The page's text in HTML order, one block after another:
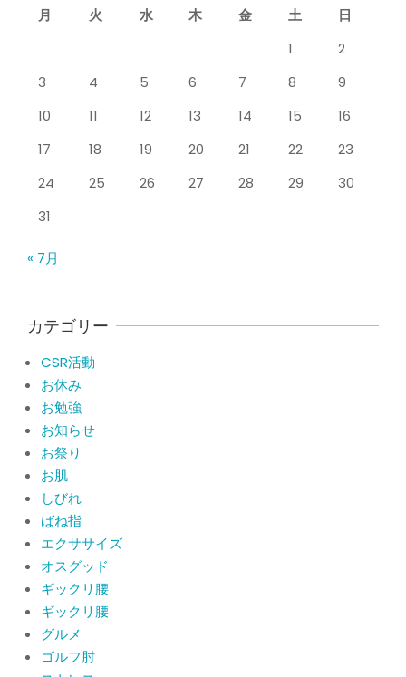
タ
整
骨
院
膝のお皿の下が痛くて運動できない！
たほうがいい？それとも温める？
By: 院長 山下 On: 2026年5月25日
をしても痛みが取れない膝痛で来院さ
れた患者さまの声
By: 院長 山下 On: 2026年5月23日
ジャンプやダッシュで膝のお皿の下が
By: 院長 山下 On: 2026年5月22日
月
火 水 木 金 土
日
1
2
3
4 5 6 7 8
9
10
11 12 13 14 15
16
17
18 19 20 21 22
23
24
25 26 27 28 29
30
31
« 7月
カテゴリー
CSR活動
お休み
お勉強
お知らせ
お祭り
お肌
しびれ
ばね指
エクササイズ
オスグッド
ギックリ腰
ギックリ腰
グルメ
ゴルフ肘